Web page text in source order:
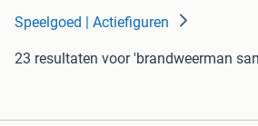
Speelgoed | Actiefiguren
23 resultaten voor 'brandweerman